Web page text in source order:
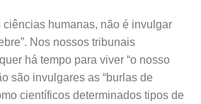
ciências humanas, não é invulgar
Nos nossos tribunais
há tempo para viver “o nosso
são invulgares as “burlas de
científicos determinados tipos de